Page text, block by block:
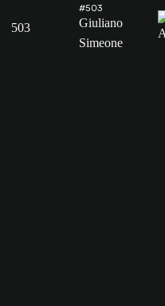
503
#503
Giuliano
Simeone